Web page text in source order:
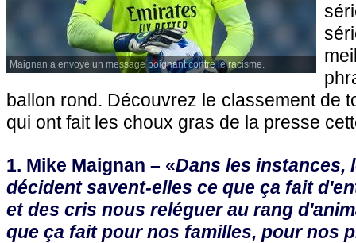
Maignan a envoyé un message poignant contre le racisme.
ballon rond. Découvrez le classement de
qui ont fait les choux gras de la presse
1. Mike Maignan – «Dans les instances,
décident savent-elles ce que ça fait
et des cris nous reléguer au rang
que ça fait pour nos familles, pour nos